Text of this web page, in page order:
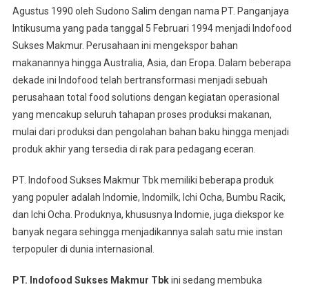
Agustus 1990 oleh Sudono Salim dengan nama PT. Panganjaya
Intikusuma yang pada tanggal 5 Februari 1994 menjadi Indofood
Sukses Makmur. Perusahaan ini mengekspor bahan
makanannya hingga Australia, Asia, dan Eropa. Dalam beberapa
dekade ini Indofood telah bertransformasi menjadi sebuah
perusahaan total food solutions dengan kegiatan operasional
yang mencakup seluruh tahapan proses produksi makanan,
mulai dari produksi dan pengolahan bahan baku hingga menjadi
produk akhir yang tersedia di rak para pedagang eceran.
PT. Indofood Sukses Makmur Tbk memiliki beberapa produk
yang populer adalah Indomie, Indomilk, Ichi Ocha, Bumbu Racik,
dan Ichi Ocha. Produknya, khususnya Indomie, juga diekspor ke
banyak negara sehingga menjadikannya salah satu mie instan
terpopuler di dunia internasional.
PT. Indofood Sukses Makmur Tbkini sedang membuka